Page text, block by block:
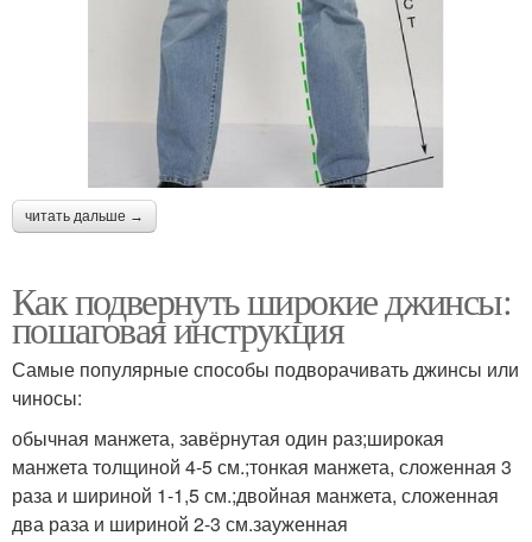
читать дальше →
Как подвернуть широкие джинсы:
пошаговая инструкция
Самые популярные способы подворачивать джинсы или
чиносы:
обычная манжета, завёрнутая один раз;широкая
манжета толщиной 4-5 см.;тонкая манжета, сложенная 3
раза и шириной 1-1,5 см.;двойная манжета, сложенная
два раза и шириной 2-3 см.зауженная